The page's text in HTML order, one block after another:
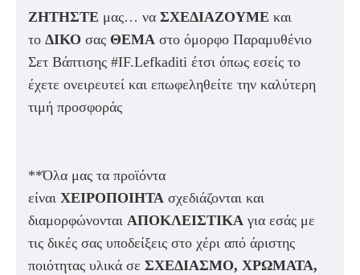
ΖΗΤΗΣΤΕ μας… να ΣΧΕΔΙΑΖΟΥΜΕ και
το ΔΙΚΟ σας ΘΕΜΑ στο όμορφο Παραμυθένιο
Σετ Βάπτισης #IF.Lefkaditi έτσι όπως εσείς το
έχετε ονειρευτεί και επωφεληθείτε την καλύτερη
τιμή προσφοράς
**Όλα μας τα προϊόντα
είναι ΧΕΙΡΟΠΟΙΗΤΑ σχεδιάζονται και
διαμορφώνονται ΑΠΟΚΛΕΙΣΤΙΚΑ για εσάς με
τις δικές σας υποδείξεις στο χέρι από άριστης
ποιότητας υλικά σε ΣΧΕΔΙΑΣΜΟ, ΧΡΩΜΑΤΑ,